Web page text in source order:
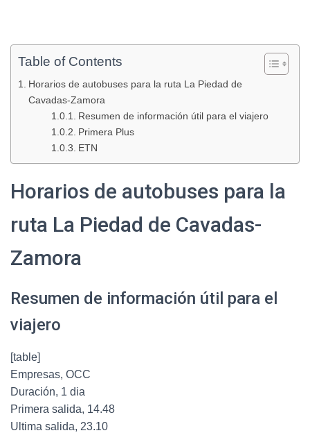
Table of Contents
Horarios de autobuses para la ruta La Piedad de
Cavadas-Zamora
Resumen de información útil para el viajero
Primera Plus
ETN
Horarios de autobuses para la
ruta La Piedad de Cavadas-
Zamora
Resumen de información útil para el
viajero
[table]
Empresas, OCC
Duración, 1 dia
Primera salida, 14.48
Ultima salida, 23.10